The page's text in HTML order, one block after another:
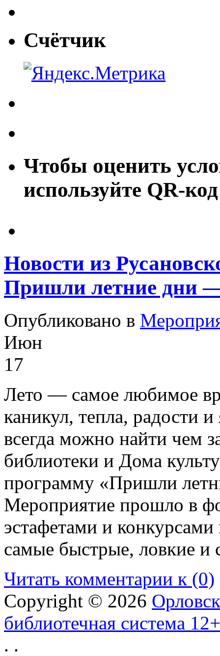
Счётчик
Чтобы оценить
используйте QR-код
Новости из
Пришли летние дни —
Опубликовано в
Июн
17
Лето — самое любимое
каникул, тепла, радости
всегда можно найти чем
библиотеки и Дома
программу «Пришли
Мероприятие прошло в
эстафетами и
самые быстрые, ловкие
Читать комментарии к (0)
Copyright © 2026
библиотечная система 12+
. .